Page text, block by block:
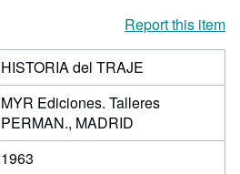
Report this item
HISTORIA del TRAJE
MYR Ediciones. Talleres
PERMAN., MADRID
1963